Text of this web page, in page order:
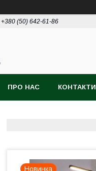
+380 (50) 642-61-86
ПРО НАС КОНТАКТИ
Новинка